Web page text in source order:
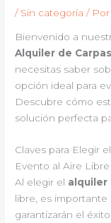
/ Sin categoría / Por
Bienvenido a
Alquiler de Carpas
necesitas saber
opción ideal para
Descubre cómo
solución perfecta
Claves para Elegir
Evento al Aire Libre
Al elegir el alquiler
libre, es importante
garantizarán el